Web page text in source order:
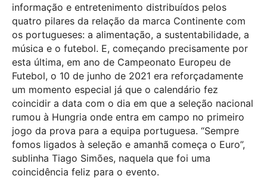
informação e entretenimento distribuídos pelos
quatro pilares da relação da marca Continente com
os portugueses: a alimentação, a sustentabilidade, a
música e o futebol. E, começando precisamente por
esta última, em ano de Campeonato Europeu de
Futebol, o 10 de junho de 2021 era reforçadamente
um momento especial já que o calendário fez
coincidir a data com o dia em que a seleção nacional
rumou à Hungria onde entra em campo no primeiro
jogo da prova para a equipa portuguesa. “Sempre
fomos ligados à seleção e amanhã começa o Euro”,
sublinha Tiago Simões, naquela que foi uma
coincidência feliz para o evento.